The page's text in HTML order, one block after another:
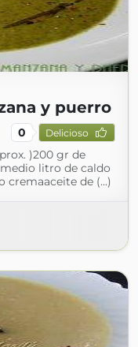
y puerro
0 Delicioso
)200 gr de
litro de caldo
cremaaceite de (...)